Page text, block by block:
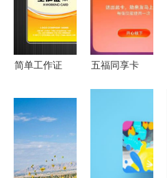
简单工作证
材 高清psd
5.73mb 商
务工作卡大
五福同享卡
么用、如何
获得及卡集
信息